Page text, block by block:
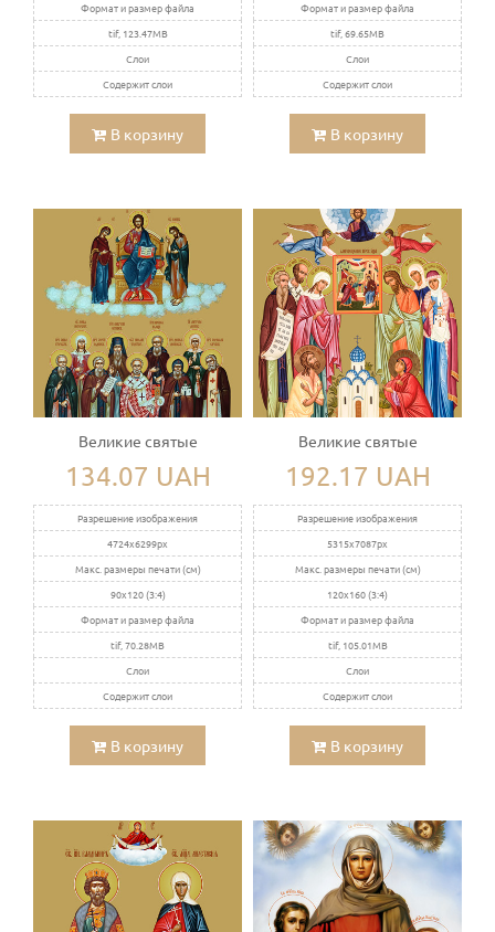
Формат и размер файла
tif, 123.47MB
Слои
Содержит слои
В корзину
Формат и размер файла
tif, 69.65MB
Слои
Содержит слои
В корзину
Великие святые
134.07 UAH
Разрешение изображения
4724x6299px
Макс. размеры печати (см)
90x120 (3:4)
Формат и размер файла
tif, 70.28MB
Слои
Содержит слои
В корзину
Великие святые
192.17 UAH
Разрешение изображения
5315x7087px
Макс. размеры печати (см)
120x160 (3:4)
Формат и размер файла
tif, 105.01MB
Слои
Содержит слои
В корзину